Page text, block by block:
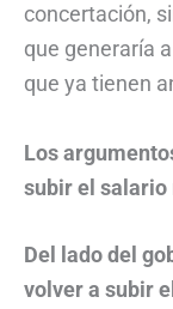
concertación,
que generaría
que ya tienen
Los
subir el salario
Del lado del
volver a subir